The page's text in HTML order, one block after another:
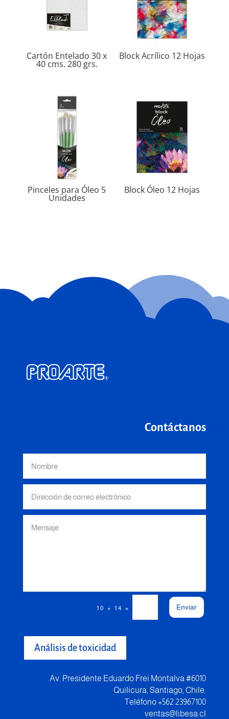
Cartón Entelado 30 x
40 cms. 280 grs.
Block Acrílico 12 Hojas
Pinceles para Óleo 5
Unidades
Block Óleo 12 Hojas
Contáctanos
10 + 14 = Enviar
Análisis de toxicidad
Av. Presidente Eduardo Frei Montalva #6010
Quilicura, Santiago, Chile.
Teléfono +562 23967100
ventas@libesa.cl